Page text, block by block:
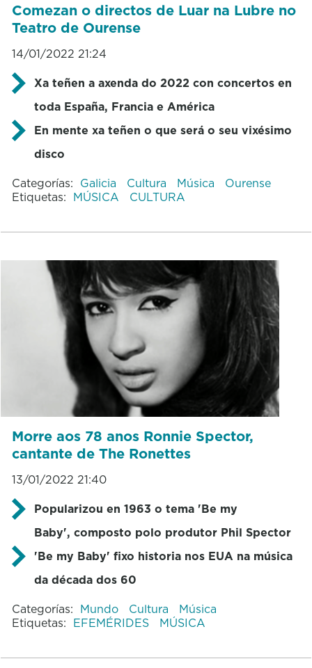
Comezan o directos de Luar na Lubre no
Teatro de Ourense
14/01/2022 21:24
Xa teñen a axenda do 2022 con concertos en
toda España, Francia e América
En mente xa teñen o que será o seu vixésimo
disco
Categorías: Galicia Cultura Música
Ourense
Etiquetas: MÚSICA CULTURA
Morre aos 78 anos Ronnie Spector,
cantante de The Ronettes
13/01/2022 21:40
Popularizou en 1963 o tema 'Be my
Baby', composto polo produtor Phil Spector
'Be my Baby' fixo historia nos EUA na música
da década dos 60
Categorías: Mundo Cultura
Música
Etiquetas: EFEMÉRIDES MÚSICA